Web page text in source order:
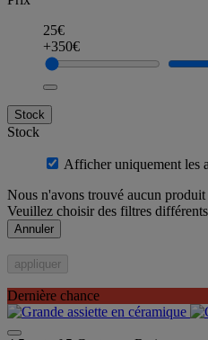
25€
+350€
Stock
Stock
Afficher uniquement les
Nous n'avons trouvé aucun
Veuillez choisir des filtres
Annuler
appliquer
Dernière chance